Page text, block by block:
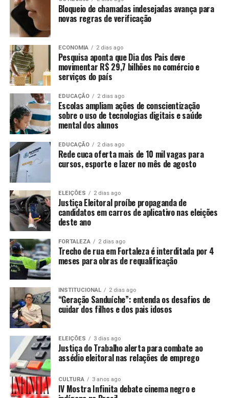
Bloqueio de chamadas indesejadas avança para
novas regras de verificação
ECONOMIA 2 dias ago
Pesquisa aponta que Dia dos Pais deve
movimentar R$ 29,7 bilhões no comércio e
serviços do país
EDUCAÇÃO 2 dias ago
Escolas ampliam ações de conscientização
sobre o uso de tecnologias digitais e saúde
mental dos alunos
EDUCAÇÃO 2 dias ago
Rede cuca oferta mais de 10 mil vagas para
cursos, esporte e lazer no mês de agosto
ELEIÇÕES 2 dias ago
Justiça Eleitoral proíbe propaganda de
candidatos em carros de aplicativo nas eleições
deste ano
FORTALEZA 2 dias ago
Trecho de rua em Fortaleza é interditada por 4
meses para obras de requalificação
INSTITUCIONAL 2 dias ago
“Geração Sanduíche”: entenda os desafios de
cuidar dos filhos e dos pais idosos
ELEIÇÕES 3 dias ago
Justiça do Trabalho alerta para combate ao
assédio eleitoral nas relações de emprego
CULTURA 3 anos ago
IV Mostra Infinita debate cinema negro e